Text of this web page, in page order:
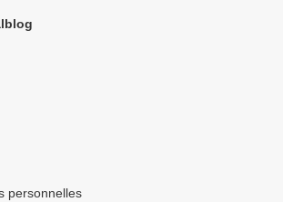
personnelles